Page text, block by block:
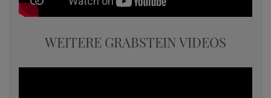
WEITERE GRABSTEIN VIDEOS